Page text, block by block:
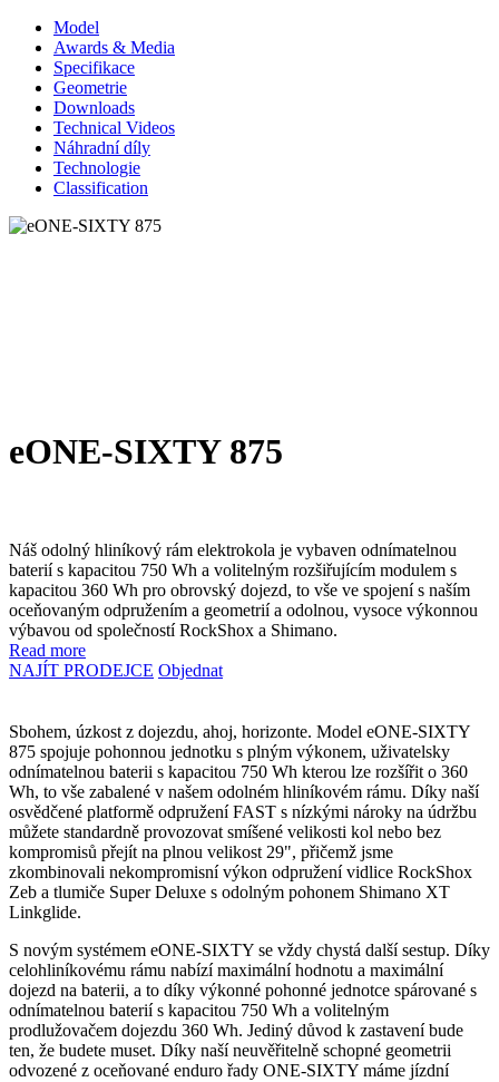
Model
Awards & Media
Specifikace
Geometrie
Downloads
Technical Videos
Náhradní díly
Technologie
Classification
eONE-SIXTY 875
Náš odolný hliníkový rám elektrokola je vybaven odnímatelnou
baterií s kapacitou 750 Wh a volitelným rozšiřujícím modulem s
kapacitou 360 Wh pro obrovský dojezd, to vše ve spojení s naším
oceňovaným odpružením a geometrií a odolnou, vysoce výkonnou
výbavou od společností RockShox a Shimano.
Read more
NAJÍT PRODEJCE Objednat
Sbohem, úzkost z dojezdu, ahoj, horizonte. Model eONE-SIXTY
875 spojuje pohonnou jednotku s plným výkonem, uživatelsky
odnímatelnou baterii s kapacitou 750 Wh kterou lze rozšířit o 360
Wh, to vše zabalené v našem odolném hliníkovém rámu. Díky naší
osvědčené platformě odpružení FAST s nízkými nároky na údržbu
můžete standardně provozovat smíšené velikosti kol nebo bez
kompromisů přejít na plnou velikost 29", přičemž jsme
zkombinovali nekompromisní výkon odpružení vidlice RockShox
Zeb a tlumiče Super Deluxe s odolným pohonem Shimano XT
Linkglide.
S novým systémem eONE-SIXTY se vždy chystá další sestup. Díky
celohliníkovému rámu nabízí maximální hodnotu a maximální
dojezd na baterii, a to díky výkonné pohonné jednotce spárované s
odnímatelnou baterií s kapacitou 750 Wh a volitelným
prodlužovačem dojezdu 360 Wh. Jediný důvod k zastavení bude
ten, že budete muset. Díky naší neuvěřitelně schopné geometrii
odvozené z oceňované enduro řady ONE-SIXTY máme jízdní